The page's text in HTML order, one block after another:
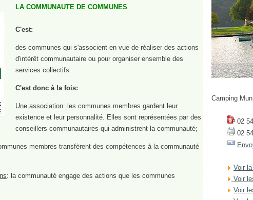
LA COMMUNAUTE DE COMMUNES
C'est:
des communes qui s'associent en vue de réaliser des actions
d'intérêt communautaire ou pour organiser ensemble des
services collectifs.
C'est donc à la fois:
Une association: les communes membres gardent leur
existence et leur personnalité. Elles sont représentées par des
conseillers communautaires qui administrent la communauté;
membres transfèrent des compétences à la communauté
: la communauté engage des actions que les communes
Camping
02
02
Voir
Voir
Voir